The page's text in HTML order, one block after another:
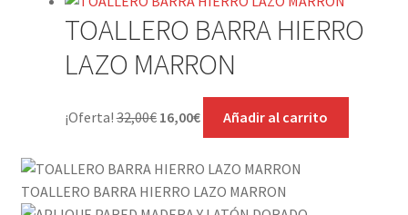
TOALLERO BARRA HIERRO
LAZO MARRON
¡Oferta!32,00€
precio
era:
32,00€.
16,00€
es:
16,00€.
Añadir al carrito
TOALLERO BARRA HIERRO LAZO MARRON